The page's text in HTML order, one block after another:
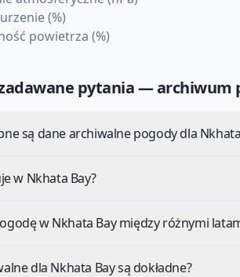
(%)
powietrza (%)
pytania — archiwum
są dane archiwalne pogody dla
w Nkhata Bay?
w Nkhata Bay między różnymi
dla Nkhata Bay są dokładne?